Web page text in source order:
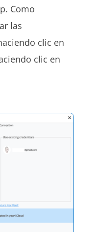
Como
las
clic en
clic en